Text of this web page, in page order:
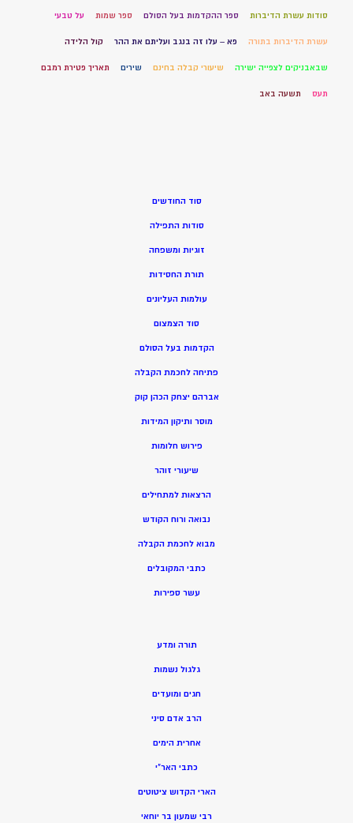
סודות עשרת הדיברות ספר ההקדמות בעל הסולם ספר שמות על טבעי
עשרת הדיברות בתורה פא – עלו זה בנגב ועליתם את ההר קול הלידה
שבאבניקים לצפייה ישירה שיעורי קבלה בחינם שירים תאריך פטירת רמבם
תעס תשעה באב
סוד החודשים
סודות התפילה
זוגיות ומשפחה
תורת החסידות
עולמות העליונים
סוד הצמצום
הקדמות בעל הסולם
פתיחה לחכמת הקבלה
אברהם יצחק הכהן קוק
מוסר ותיקון המידות
פירוש חלומות
שיעורי זוהר
הרצאות למתחילים
נבואה ורוח הקודש
מבוא לחכמת הקבלה
כתבי המקובלים
עשר ספירות
תורה ומדע
גלגול נשמות
חגים ומועדים
הרב אדם סיני
אחרית הימים
כתבי האר”י
הארי הקדוש ציטוטים
רבי שמעון בר יוחאי